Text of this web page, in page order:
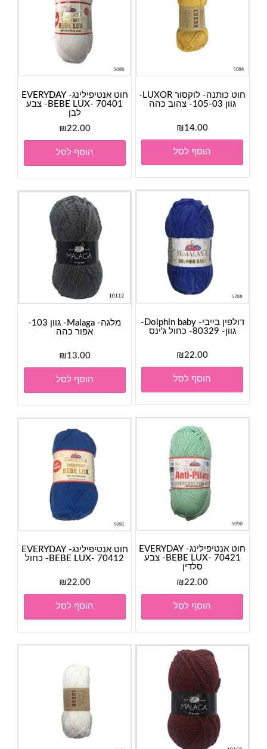
חוט כותנה- לוקסור LUXOR-
גוון 105-03- צהוב כהה
₪14.00
הוסף לסל
חוט אנטיפילינג- EVERYDAY
BEBE LUX- 70401- צבע
לבן
₪22.00
הוסף לסל
דולפין בייבי- Dolphin baby-
גוון- 80329- כחול ג'ינס
₪22.00
הוסף לסל
מלגה- Malaga- גוון 103-
אפור כהה
₪13.00
הוסף לסל
חוט אנטיפילינג- EVERYDAY
BEBE LUX- 70421- צבע
סלדין
₪22.00
הוסף לסל
חוט אנטיפילינג- EVERYDAY
BEBE LUX- 70412- כחול
₪22.00
הוסף לסל